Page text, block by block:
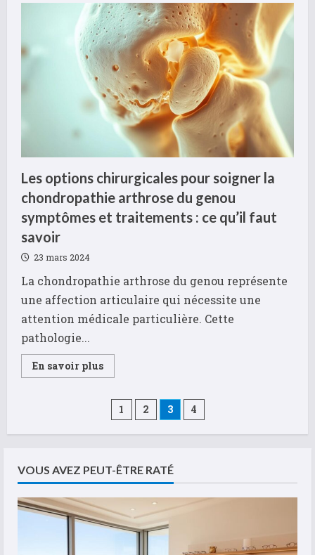
votre
satiété
avec
les
indices
de
satiété
des
aliments
:
focus
sur
les
soupes
maison
Les options chirurgicales pour soigner la
chondropathie arthrose du genou
symptômes et traitements : ce qu’il faut
savoir
23 mars 2024
La chondropathie arthrose du genou représente
une affection articulaire qui nécessite une
attention médicale particulière. Cette
pathologie...
En savoir plusRead
more
options
chirurgicales
pour
soigner
arthrose
du
genou
traitements
:
ce
Pagination
des
publications
1 2 3 4
VOUS AVEZ PEUT-ÊTRE RATÉ